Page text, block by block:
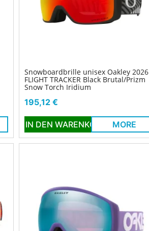
Snowboardbrille unisex Oakley 2026
FLIGHT TRACKER Black Brutal/Prizm
Snow Torch Iridium
Preis
195,12 €
IN DEN WARENKORB MORE